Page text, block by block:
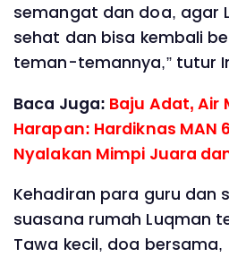
semangat dan doa, agar
sehat dan bisa kembali
teman-temannya,” tutur
Baca Juga: Baju Adat, Air
Harapan: Hardiknas MAN
Nyalakan Mimpi Juara
Kehadiran para guru dan
suasana rumah Luqman
Tawa kecil, doa